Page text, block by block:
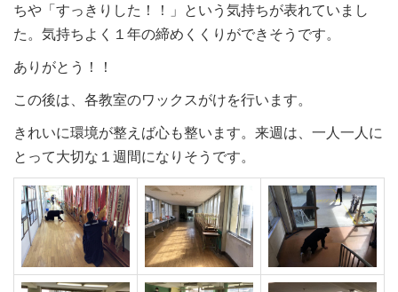
ちや「すっきりした！！」という気持ちが表れていまし
た。気持ちよく１年の締めくくりができそうです。
ありがとう！！
この後は、各教室のワックスがけを行います。
きれいに環境が整えば心も整います。来週は、一人一人に
とって大切な１週間になりそうです。